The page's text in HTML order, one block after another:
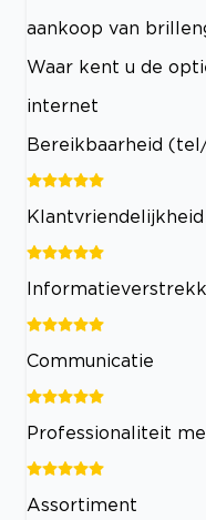
aankoop van
Waar kent u de
internet
Bereikbaarheid
Klantvriendelijkheid
Communicatie
Professionaliteit
Assortiment